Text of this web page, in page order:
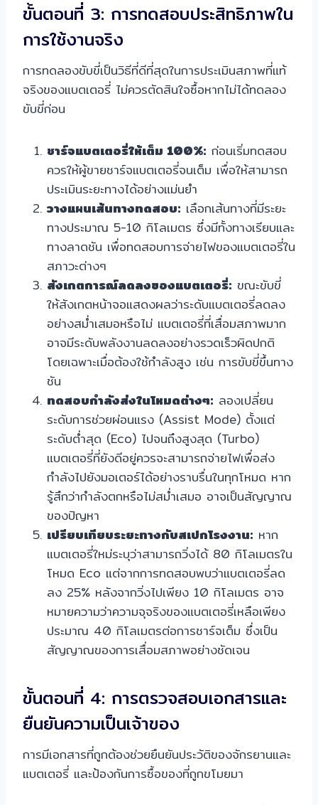
ขั้นตอนที่ 3: การทดสอบประสิทธิภาพใน
การใช้งานจริง
การทดลองขับขี่เป็นวิธีที่ดีที่สุดในการประเมินสภาพที่แท้
จริงของแบตเตอรี่ ไม่ควรตัดสินใจซื้อหากไม่ได้ทดลอง
ขับขี่ก่อน
ชาร์จแบตเตอรี่ให้เต็ม 100%: ก่อนเริ่มทดสอบ
ควรให้ผู้ขายชาร์จแบตเตอรี่จนเต็ม เพื่อให้สามารถ
ประเมินระยะทางได้อย่างแม่นยำ
วางแผนเส้นทางทดสอบ: เลือกเส้นทางที่มีระยะ
ทางประมาณ 5-10 กิโลเมตร ซึ่งมีทั้งทางเรียบและ
ทางลาดชัน เพื่อทดสอบการจ่ายไฟของแบตเตอรี่ใน
สภาวะต่างๆ
สังเกตการณ์ลดลงของแบตเตอรี่: ขณะขับขี่
ให้สังเกตหน้าจอแสดงผลว่าระดับแบตเตอรี่ลดลง
อย่างสม่ำเสมอหรือไม่ แบตเตอรี่ที่เสื่อมสภาพมาก
อาจมีระดับพลังงานลดลงอย่างรวดเร็วผิดปกติ
โดยเฉพาะเมื่อต้องใช้กำลังสูง เช่น การขับขี่ขึ้นทาง
ชัน
ทดสอบกำลังส่งในโหมดต่างๆ: ลองเปลี่ยน
ระดับการช่วยผ่อนแรง (Assist Mode) ตั้งแต่
ระดับต่ำสุด (Eco) ไปจนถึงสูงสุด (Turbo)
แบตเตอรี่ที่ยังดีอยู่ควรจะสามารถจ่ายไฟเพื่อส่ง
กำลังไปยังมอเตอร์ได้อย่างราบรื่นในทุกโหมด หาก
รู้สึกว่ากำลังตกหรือไม่สม่ำเสมอ อาจเป็นสัญญาณ
ของปัญหา
เปรียบเทียบระยะทางกับสเปกโรงงาน: หาก
แบตเตอรี่ใหม่ระบุว่าสามารถวิ่งได้ 80 กิโลเมตรใน
โหมด Eco แต่จากการทดสอบพบว่าแบตเตอรี่ลด
ลง 25% หลังจากวิ่งไปเพียง 10 กิโลเมตร อาจ
หมายความว่าความจุจริงของแบตเตอรี่เหลือเพียง
ประมาณ 40 กิโลเมตรต่อการชาร์จเต็ม ซึ่งเป็น
สัญญาณของการเสื่อมสภาพอย่างชัดเจน
ขั้นตอนที่ 4: การตรวจสอบเอกสารและ
ยืนยันความเป็นเจ้าของ
การมีเอกสารที่ถูกต้องช่วยยืนยันประวัติของจักรยานและ
แบตเตอรี่ และป้องกันการซื้อของที่ถูกขโมยมา